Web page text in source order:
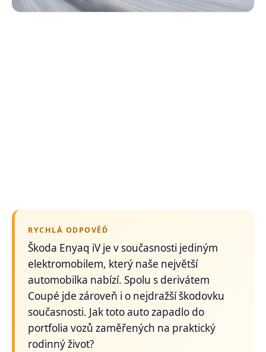
RYCHLÁ ODPOVĚĎ
Škoda Enyaq iV je v současnosti jediným
elektromobilem, který naše největší
automobilka nabízí. Spolu s derivátem
Coupé jde zároveň i o nejdražší škodovku
současnosti. Jak toto auto zapadlo do
portfolia vozů zaměřených na praktický
rodinný život?